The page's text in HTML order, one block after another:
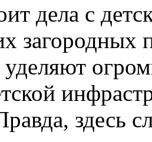
дела с
загородных
здесь